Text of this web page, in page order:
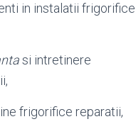
in instalatii frigorifice
si intretinere
frigorifice reparatii,